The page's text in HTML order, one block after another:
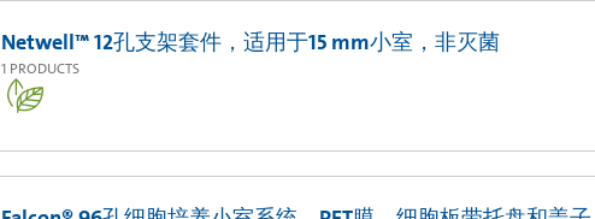
Netwell™ 12孔支架套件，适用于15 mm小室，非灭菌
1 PRODUCTS